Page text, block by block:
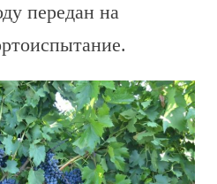
передан на